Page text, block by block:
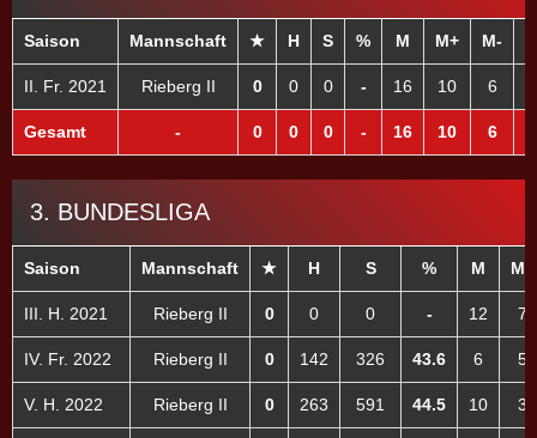
Saison Mannschaft ★ H S % M M+ M-
II. Fr. 2021 Rieberg II 0 0 0 - 16 10 6
Gesamt - 0 0 0 - 16 10 6
3. BUNDESLIGA
Saison Mannschaft ★ H S % M M+
III. H. 2021 Rieberg II 0 0 0 - 12 7
IV. Fr. 2022 Rieberg II 0 142 326 43.6 6 5
V. H. 2022 Rieberg II 0 263 591 44.5 10 3